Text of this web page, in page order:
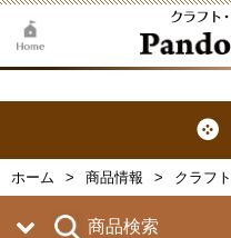
ホーム 商品情報 クラフト
商品検索